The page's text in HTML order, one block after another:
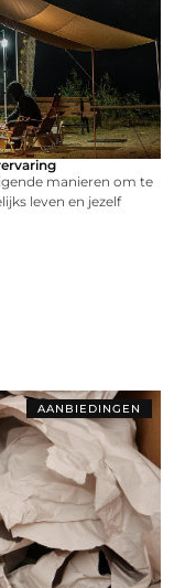
manieren om te
leven en jezelf
AANBIEDINGEN